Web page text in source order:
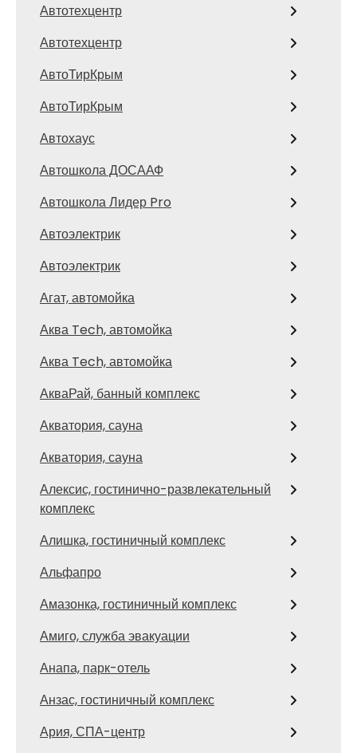
Автотехцентр
Автотехцентр
АвтоТирКрым
АвтоТирКрым
Автохаус
Автошкола ДОСААФ
Автошкола Лидер Pro
Автоэлектрик
Автоэлектрик
Агат, автомойка
Аква Tech, автомойка
Аква Tech, автомойка
АкваРай, банный комплекс
Акватория, сауна
Акватория, сауна
Алексис, гостинично-развлекательный
комплекс
Алишка, гостиничный комплекс
Альфапро
Амазонка, гостиничный комплекс
Амиго, служба эвакуации
Анапа, парк-отель
Анзас, гостиничный комплекс
Ария, СПА-центр